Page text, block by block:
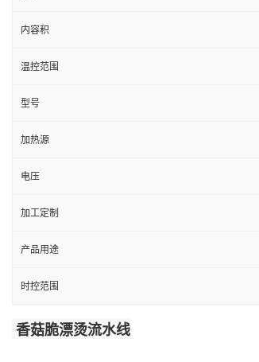
内容积
温控范围
型号
加热源
电压
加工定制
产品用途
时控范围
香菇脆漂烫流水线